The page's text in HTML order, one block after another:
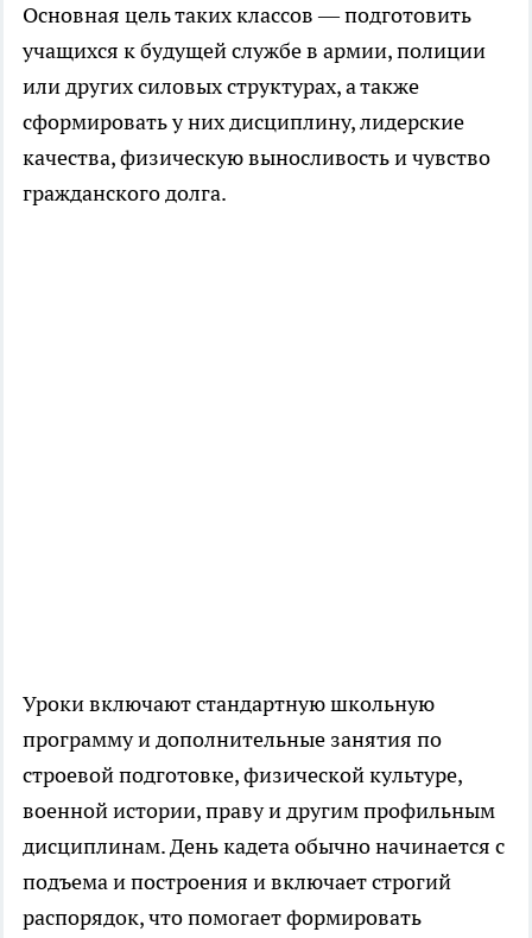
Основная цель таких классов — подготовить
учащихся к будущей службе в армии, полиции
или других силовых структурах, а также
сформировать у них дисциплину, лидерские
качества, физическую выносливость и чувство
гражданского долга.
Уроки включают стандартную школьную
программу и дополнительные занятия по
строевой подготовке, физической культуре,
военной истории, праву и другим профильным
дисциплинам. День кадета обычно начинается с
подъема и построения и включает строгий
распорядок, что помогает формировать